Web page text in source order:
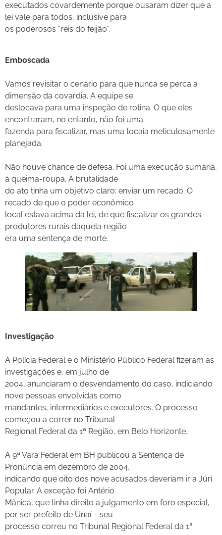
executados covardemente porque ousaram dizer que a
lei vale para todos, inclusive para
os poderosos “reis do feijão”.
Emboscada
Vamos revisitar o cenário para que nunca se perca a
dimensão da covardia. A equipe se
deslocava para uma inspeção de rotina. O que eles
encontraram, no entanto, não foi uma
fazenda para fiscalizar, mas uma tocaia meticulosamente
planejada.
Não houve chance de defesa. Foi uma execução sumária,
à queima-roupa. A brutalidade
do ato tinha um objetivo claro: enviar um recado. O
recado de que o poder econômico
local estava acima da lei, de que fiscalizar os grandes
produtores rurais daquela região
era uma sentença de morte.
Investigação
A Polícia Federal e o Ministério Público Federal fizeram as
investigações e, em julho de
2004, anunciaram o desvendamento do caso, indiciando
nove pessoas envolvidas como
mandantes, intermediários e executores. O processo
começou a correr no Tribunal
Regional Federal da 1ª Região, em Belo Horizonte.
A 9ª Vara Federal em BH publicou a Sentença de
Pronúncia em dezembro de 2004,
indicando que oito dos nove acusados deveriam ir a Júri
Popular. A exceção foi Antério
Mânica, que tinha direito a julgamento em foro especial,
por ser prefeito de Unaí – seu
processo correu no Tribunal Regional Federal da 1ª